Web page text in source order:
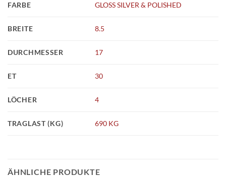
FARBE GLOSS SILVER & POLISHED
BREITE 8.5
DURCHMESSER 17
ET 30
LÖCHER 4
TRAGLAST (KG) 690 KG
ÄHNLICHE PRODUKTE